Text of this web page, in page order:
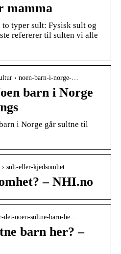
mamma
typer sult: Fysisk sult og
refererer til sulten vi alle
› noen-barn-i-norge-…
barn i Norge
i Norge går sultne til
sult-eller-kjedsomhet
– NHI.no
noen-sultne-barn-he…
barn her? –